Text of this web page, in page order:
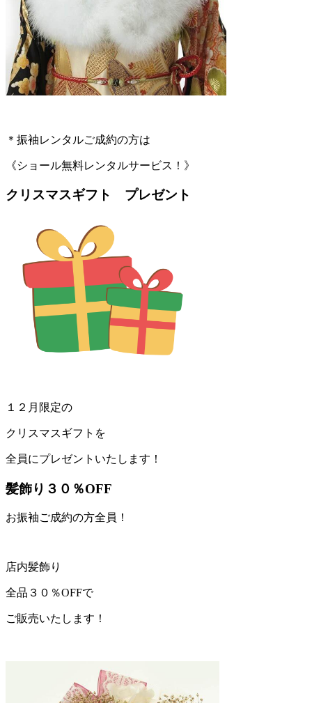
＊振袖レンタルご成約の方は
《ショール無料レンタルサービス！》
クリスマスギフト プレゼント
１２月限定の
クリスマスギフトを
全員にプレゼントいたします！
髪飾り３０％OFF
お振袖ご成約の方全員！
店内髪飾り
全品３０％OFFで
ご販売いたします！